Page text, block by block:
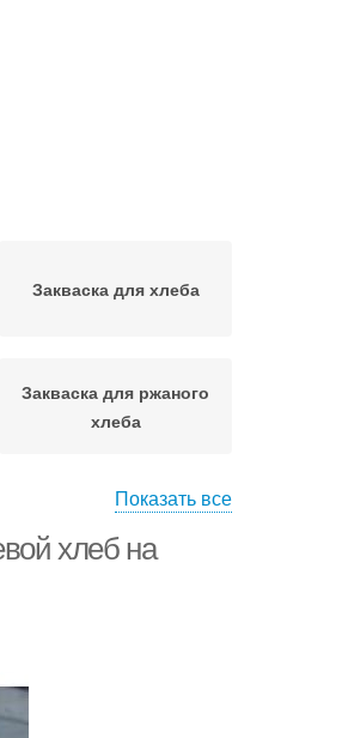
Закваска для хлеба
Закваска для ржаного
хлеба
Показать все
хлеб на